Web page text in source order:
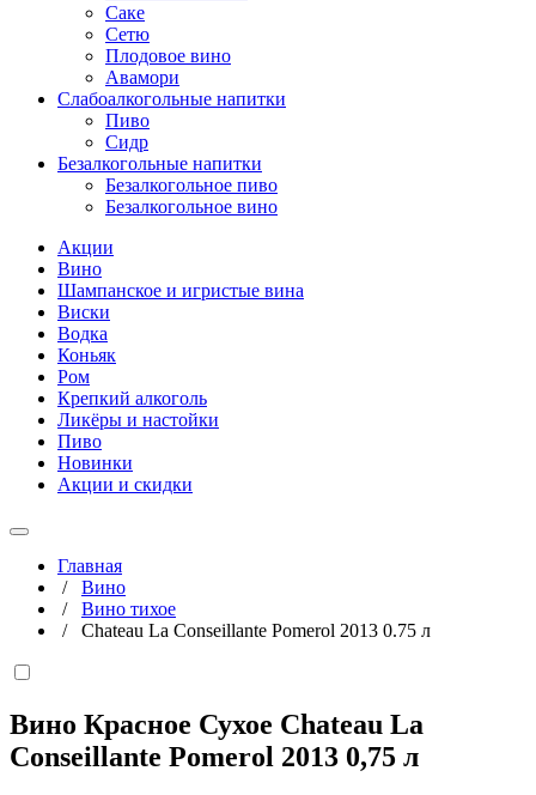
Саке
Сетю
Плодовое вино
Авамори
Слабоалкогольные напитки
Пиво
Сидр
Безалкогольные напитки
Безалкогольное пиво
Безалкогольное вино
Акции
Вино
Шампанское и игристые вина
Виски
Водка
Коньяк
Ром
Крепкий алкоголь
Ликёры и настойки
Пиво
Новинки
Акции и скидки
Главная
/ Вино
/ Вино тихое
/ Chateau La Conseillante Pomerol 2013 0.75 л
Вино Красное Сухое Chateau La
Conseillante Pomerol 2013 0,75 л